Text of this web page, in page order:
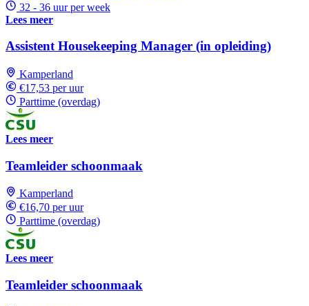
32 - 36 uur per week
Lees meer
Assistent Housekeeping Manager (in opleiding)
Kamperland
€17,53 per uur
Parttime (overdag)
Lees meer
Teamleider schoonmaak
Kamperland
€16,70 per uur
Parttime (overdag)
Lees meer
Teamleider schoonmaak